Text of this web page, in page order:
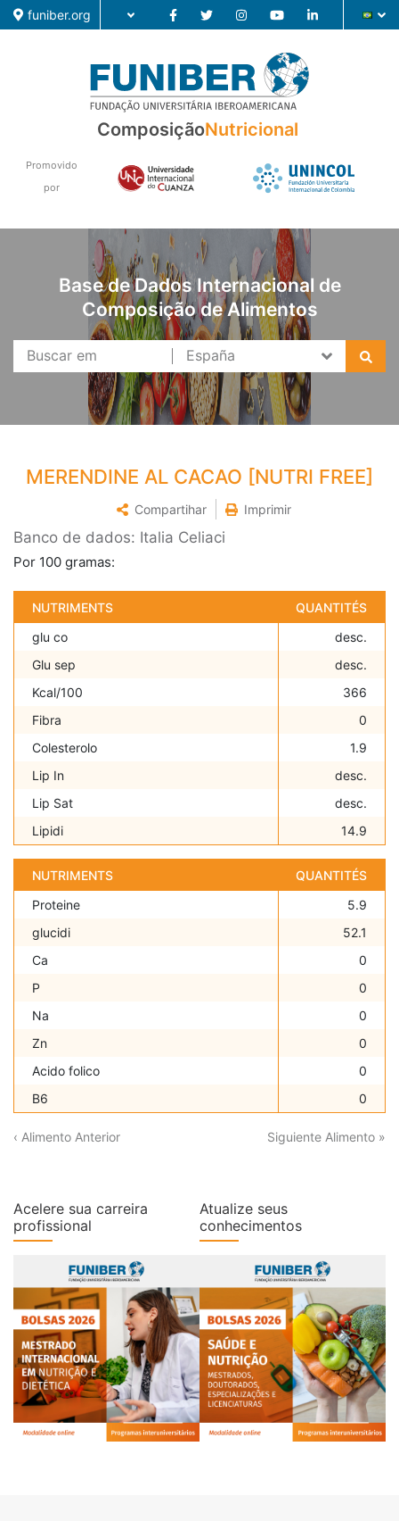
funiber.org
Pesquisa
ComposiçãoNutricional
Promovido
por
Base de Dados Internacional de
Composição de Alimentos
MERENDINE AL CACAO [NUTRI FREE]
Compartihar Imprimir
Banco de dados: Italia Celiaci
Por 100 gramas:
NUTRIMENTS
QUANTITÉS
glu co
desc.
Glu sep
desc.
Kcal/100
366
Fibra
0
Colesterolo
1.9
Lip In
desc.
Lip Sat
desc.
Lipidi
14.9
NUTRIMENTS
QUANTITÉS
Proteine
5.9
glucidi
52.1
Ca
0
P
0
Na
0
Zn
0
Acido folico
0
B6
0
‹ Alimento Anterior Siguiente Alimento »
Acelere sua carreira
profissional
Atualize seus
conhecimentos